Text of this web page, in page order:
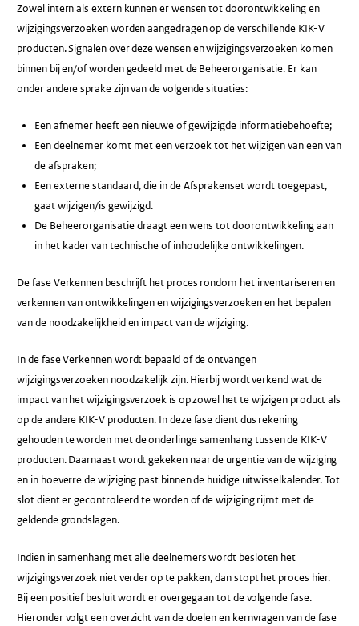
Zowel intern als extern kunnen er wensen tot doorontwikkeling en
wijzigingsverzoeken worden aangedragen op de verschillende KIK-V
producten. Signalen over deze wensen en wijzigingsverzoeken komen
binnen bij en/of worden gedeeld met de Beheerorganisatie. Er kan
onder andere sprake zijn van de volgende situaties:
Een afnemer heeft een nieuwe of gewijzigde informatiebehoefte;
Een deelnemer komt met een verzoek tot het wijzigen van een van
de afspraken;
Een externe standaard, die in de Afsprakenset wordt toegepast,
gaat wijzigen/is gewijzigd.
De Beheerorganisatie draagt een wens tot doorontwikkeling aan
in het kader van technische of inhoudelijke ontwikkelingen.
De fase Verkennen beschrijft het proces rondom het inventariseren en
verkennen van ontwikkelingen en wijzigingsverzoeken en het bepalen
van de noodzakelijkheid en impact van de wijziging.
In de fase Verkennen wordt bepaald of de ontvangen
wijzigingsverzoeken noodzakelijk zijn. Hierbij wordt verkend wat de
impact van het wijzigingsverzoek is op zowel het te wijzigen product als
op de andere KIK-V producten. In deze fase dient dus rekening
gehouden te worden met de onderlinge samenhang tussen de KIK-V
producten. Daarnaast wordt gekeken naar de urgentie van de wijziging
en in hoeverre de wijziging past binnen de huidige uitwisselkalender. Tot
slot dient er gecontroleerd te worden of de wijziging rijmt met de
geldende grondslagen.
Indien in samenhang met alle deelnemers wordt besloten het
wijzigingsverzoek niet verder op te pakken, dan stopt het proces hier.
Bij een positief besluit wordt er overgegaan tot de volgende fase.
Hieronder volgt een overzicht van de doelen en kernvragen van de fase